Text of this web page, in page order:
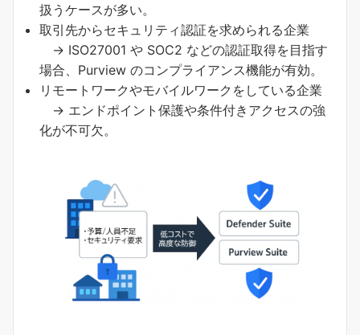
扱うケースが多い。
取引先からセキュリティ認証を求められる企業
→ ISO27001 や SOC2 などの認証取得を目指す
場合、Purview のコンプライアンス機能が有効。
リモートワークやモバイルワークをしている企業
→ エンドポイント保護や条件付きアクセスの強
化が不可欠。